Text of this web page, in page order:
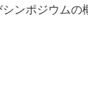
ンポジウムの